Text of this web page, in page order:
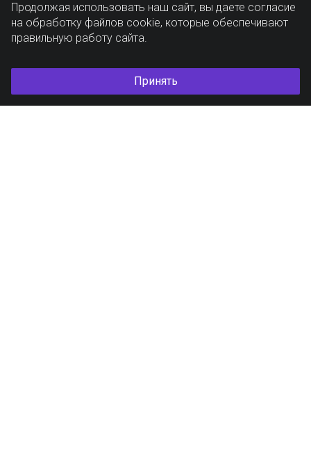
Продолжая использовать наш сайт, вы даете согласие
на обработку файлов cookie, которые обеспечивают
правильную работу сайта.
Принять